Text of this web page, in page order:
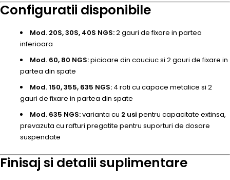
Configuratii disponibile
Mod. 20S, 30S, 40S NGS:2 gauri de fixare in partea
inferioara
Mod. 60, 80 NGS:picioare din cauciuc si 2 gauri de fixare in
partea din spate
Mod. 150, 355, 635 NGS: 4 roti cu capace metalice si 2
gauri de fixare in partea din spate
Mod. 635 NGS:varianta cu 2 usi pentru capacitate extinsa,
prevazuta cu rafturi pregatite pentru suporturi de dosare
suspendate
Finisaj si detalii suplimentare